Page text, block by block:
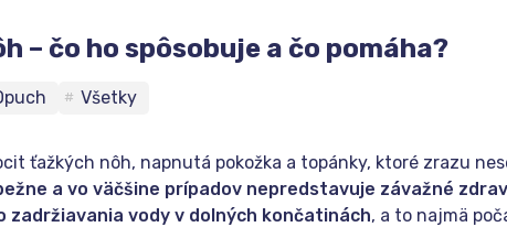
– čo ho spôsobuje a čo pomáha?
Všetky
ťažkých nôh, napnutá pokožka a topánky, ktoré zrazu
a vo väčšine prípadov nepredstavuje závažné
zadržiavania vody v dolných končatinách, a to najmä